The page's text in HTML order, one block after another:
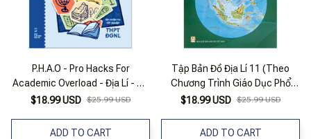
P.H.A.O - Pro Hacks For
Academic Overload - Địa Lí - Ôn
Luyện Thi Tốt Nghiệp THPT-
$18.99 USD $25.99 USD
ADD TO CART
Tập Bản Đồ Địa Lí 11 (Theo
Chương Trình Giáo Dục Phổ
Thông 2018) (Chuẩn)
$18.99 USD $25.99 USD
ADD TO CART